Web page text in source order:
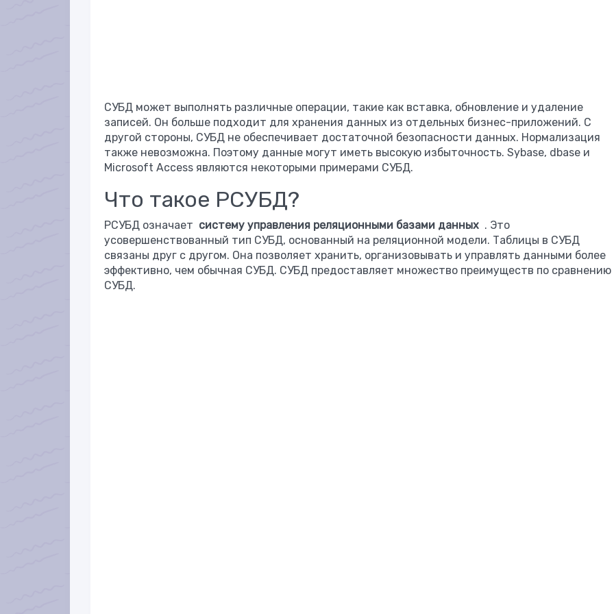
СУБД может выполнять различные операции, такие как вставка, обновление и удаление
записей. Он больше подходит для хранения данных из отдельных бизнес-приложений. С
другой стороны, СУБД не обеспечивает достаточной безопасности данных. Нормализация
также невозможна. Поэтому данные могут иметь высокую избыточность. Sybase, dbase и
Microsoft Access являются некоторыми примерами СУБД.
Что такое РСУБД?
РСУБД означает систему управления реляционными базами данных . Это
усовершенствованный тип СУБД, основанный на реляционной модели. Таблицы в СУБД
связаны друг с другом. Она позволяет хранить, организовывать и управлять данными более
эффективно, чем обычная СУБД. СУБД предоставляет множество преимуществ по сравнению
СУБД.